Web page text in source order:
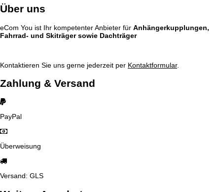
Über uns
eCom You ist Ihr kompetenter Anbieter für Anhängerkupplungen,
Fahrrad- und Skiträger sowie Dachträger
Kontaktieren Sie uns gerne jederzeit per Kontaktformular.
Zahlung & Versand
PayPal
Überweisung
Versand: GLS